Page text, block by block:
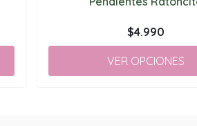
$4.990
VER OPCIONES